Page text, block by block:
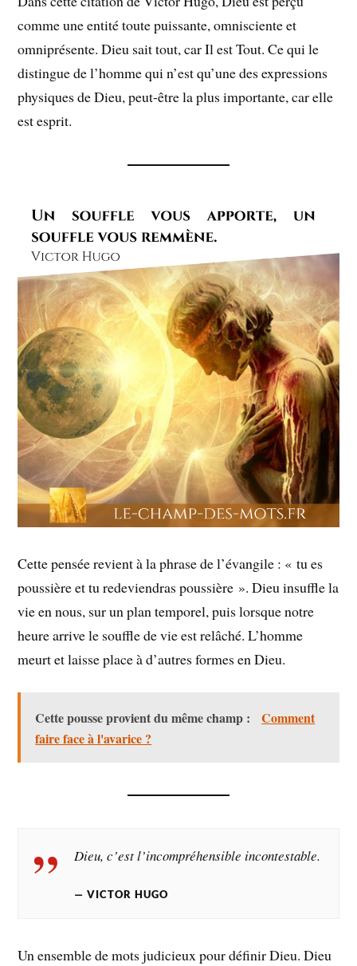
comme une entité toute puissante, omnisciente et
omniprésente. Dieu sait tout, car Il est Tout. Ce qui le
distingue de l’homme qui n’est qu’une des expressions
physiques de Dieu, peut-être la plus importante, car elle
est esprit.
Cette pensée revient à la phrase de l’évangile : « tu es
poussière et tu redeviendras poussière ». Dieu insuffle la
vie en nous, sur un plan temporel, puis lorsque notre
heure arrive le souffle de vie est relâché. L’homme
meurt et laisse place à d’autres formes en Dieu.
Cette pousse provient du même champ :
Comment
faire face à l'avarice ?
Dieu, c’est l’incompréhensible incontestable.
VICTOR HUGO
Un ensemble de mots judicieux pour définir Dieu. Dieu